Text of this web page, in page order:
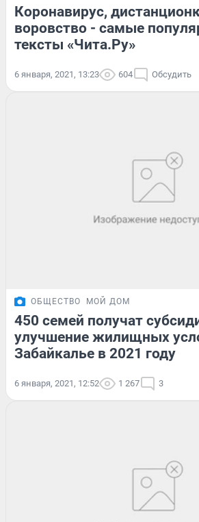
Коронавирус,
воровство - самые
тексты «Чита.Ру»
6 января, 2021, 13:23 604 Обсудить
ОБЩЕСТВО МОЙ ДОМ
450 семей получат
улучшение жилищных
Забайкалье в 2021 году
6 января, 2021, 12:52 1 267 3